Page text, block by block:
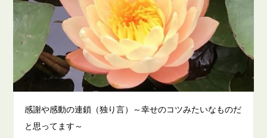
感謝や感動の連鎖（独り言）～幸せのコツみたいなものだ
と思ってます～